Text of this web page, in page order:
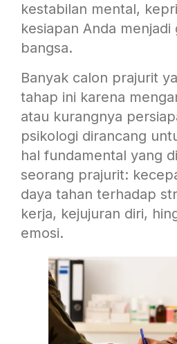
kestabilan mental,
kesiapan Anda
bangsa.
Banyak calon prajurit
tahap ini karena
atau kurangnya
psikologi dirancang
hal fundamental yang
seorang prajurit:
daya tahan terhadap
kerja, kejujuran diri,
emosi.